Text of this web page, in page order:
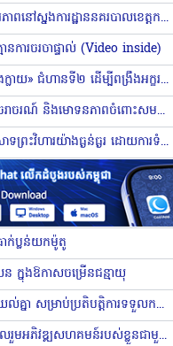
បុរសដែលបើករថយន្តបុកអ្នករើសអេតចាយស្លាប់នៅក្រុងតាខ្មៅ ចូលខ្លួនសារភាពនៅស្នងការដ្ឋាននគរបាលខេត្តកណ្ដាលហើយ ព្រមទាំងសងសំណងទៅគ្រួសាររងគ្រោះជិត២ម៉ឺនដុល្លា
ានការចរចាផ្ទាល់ (Video inside)
មន្ទីរព័ត៌មានខេត្តបាត់ដំបង បន្តយុទ្ធនាការ «និយាយថាទេចំពោះព័ត៌មានក្លែងក្លាយ» ជំហានទី២ ដើម្បីពង្រឹងអក្ខរកម្មព័ត៌មាន
ប្រធានមន្ទីរសាធារណការខេត្តព្រះវិហារ កោតសរសើរក្រុមការងារគូសគំនូសចរាចរណ៍ និងមោទនភាពចំពោះសមត្ថភាពម្ចាស់ការរបស់អង្គភាព
អភិបាលរាជធានីភ្នំពេញ រាយការណ៍ជូនអង្គការយូណេស្កូ ពីការខូចខាតប្រាសាទព្រះវិហារយ៉ាងធ្ងន់ធ្ងរ ដោយការទំលាក់គ្រាប់ពីសំណាក់យោធាថៃ ឈ្លានពានលើទឹកដីកម្ពុជា
ក់ប្លន់យកម៉ូតូ
ក្នុងឱកាសចម្រើនជន្មាយុ
ក្រសួងទេសចរណ៍ និងធនាគារ អេស៊ីលីដា ភីអិលស៊ី ចុះអនុស្សរណៈយោគយល់គ្នា សម្រាប់ប្រតិបត្តិការទទួលកម្រៃសេវាពីសេវាសាធារណៈ តាមប្រព័ន្ធទូទាត់អេឡិចត្រូនិក
ក្រុមយុវជនស្ម័គ្រចិត្តនៅស្រុកមង្គលបុរី កាន់តែមានភាពជឿជាក់នៅក្នុងការចូលរួមអភិវឌ្ឍសហគមន៍របស់ខ្លួនជាមួយអាជ្ញាធរ